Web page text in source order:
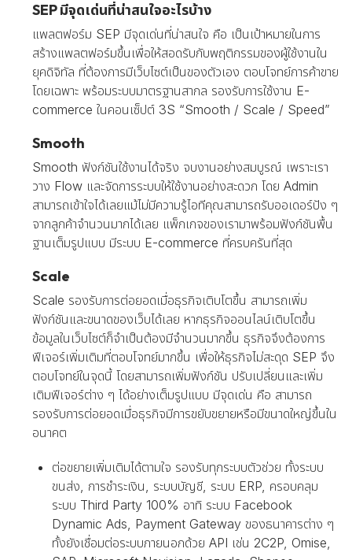
SEP มีจุดเด่นที่น่าสนใจอะไรบ้าง
แพลตฟอร์ม SEP มีจุดเด่นที่น่าสนใจ คือ เป็นเป้าหมายในการ
สร้างแพลตฟอร์มขึ้นเพื่อให้สอดรับกับพฤติกรรมของผู้ใช้งานใน
ยุคดิจิทัล ที่ต้องการมีเว็บไซต์เป็นของตัวเอง ตอบโจทย์การค้าขาย
โดยเฉพาะ พร้อมระบบมาตรฐานสากล รองรับการใช้งาน E-
commerce ในคอนเซ็ปต์ 3S “Smooth / Scale / Speed”
Smooth
Smooth ฟังก์ชันใช้งานได้จริง จบงานอย่างสมบูรณ์ เพราะเรา
วาง Flow และจัดการระบบให้ใช้งานอย่างสะดวก โดย Admin
สามารถเข้าใจได้เลยแม้ไม่มีความรู้ไอทีคุณสามารถรับออเดอร์ปัง ๆ
จากลูกค้าจำนวนมากได้เลย แพ็กเกจของเรามาพร้อมฟังก์ชันพื้น
ฐานเต็มรูปแบบ มีระบบ E-commerce ที่ครบครันที่สุด
Scale
Scale รองรับการต่อยอดเมื่อธุรกิจเติบโตขึ้น สามารถเพิ่ม
ฟังก์ชันและขนาดของเว็บได้เลย หากธุรกิจออนไลน์เติบโตขึ้น
ข้อมูลในเว็บไซต์ก็จำเป็นต้องมีจำนวนมากขึ้น ธุรกิจจึงต้องการ
ฟีเจอร์เพิ่มเติมที่ตอบโจทย์มากขึ้น เพื่อให้ธุรกิจไม่สะดุด SEP จึง
ตอบโจทย์ในจุดนี้ โดยสามารถเพิ่มฟังก์ชัน ปรับเปลี่ยนและเพิ่ม
เติมฟีเจอร์ต่าง ๆ ได้อย่างเต็มรูปแบบ มีจุดเด่น คือ สามารถ
รองรับการต่อยอดเมื่อธุรกิจมีการขยับขยายหรือมีขนาดใหญ่ขึ้นใน
อนาคต
ต่อขยายเพิ่มเติมได้ตามใจ รองรับทุกระบบตัวช่วย ทั้งระบบ
ขนส่ง, การชำระเงิน, ระบบบัญชี, ระบบ ERP, ครอบคลุม
ระบบ Third Party 100% อาทิ ระบบ Facebook
Dynamic Ads, Payment Gateway ของธนาคารต่าง ๆ
ทั้งยังเชื่อมต่อระบบภายนอกด้วย API เช่น 2C2P, Omise,